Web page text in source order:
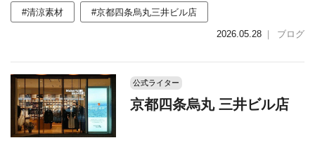
#清涼素材 #京都四条烏丸三井ビル店
2026.05.28 ｜ ブログ
公式ライター
京都四条烏丸 三井ビル店